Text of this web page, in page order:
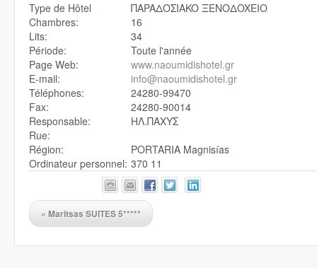
Type de Hôtel
ΠAPAΔOΣIAKO ΞENOΔOXEIO
Chambres:
16
Lits:
34
Période:
Toute l'année
Page Web:
www.naoumidishotel.gr
E-mail:
info@naoumidishotel.gr
Téléphones:
24280-99470
Fax:
24280-90014
Responsable:
ΗΛ.ΠΑΧΥΣ
Rue:
Région:
PORTARIA Magnisías
Ordinateur personnel: 370 11
« Maritsas SUITES 5*****